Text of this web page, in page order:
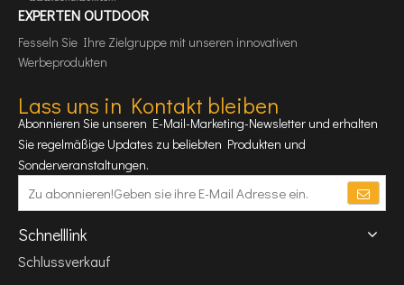
EXPERTEN OUTDOOR
Fesseln Sie Ihre Zielgruppe mit unseren innovativen
Werbeprodukten
Lass uns in Kontakt bleiben
Abonnieren Sie unseren E-Mail-Marketing-Newsletter und erhalten
Sie regelmäßige Updates zu beliebten Produkten und
Sonderveranstaltungen.
Schnelllink
Schlussverkauf